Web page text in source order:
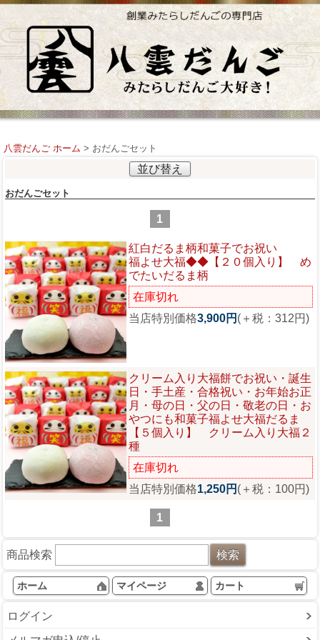
八雲だんご ホーム > おだんごセット
並び替え
おだんごセット
1
紅白だるま柄和菓子でお祝い
福よせ大福◆◆【２０個入り】 め
でたいだるま柄
在庫切れ
当店特別価格3,900円 (＋税：312円)
クリーム入り大福餅でお祝い・誕生
日・手土産・合格祝い・お年始お正
月・母の日・父の日・敬老の日・お
やつにも和菓子福よせ大福だるま
【５個入り】 クリーム入り大福２
種
在庫切れ
当店特別価格1,250円 (＋税：100円)
1
商品検索
ホーム マイページ カート
ログイン